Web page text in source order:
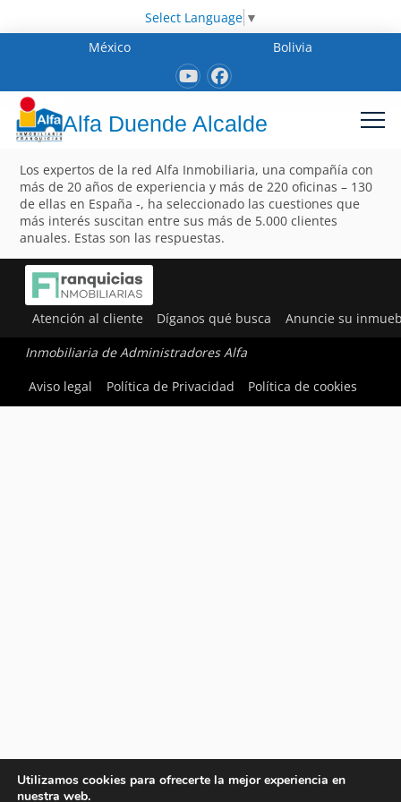
Select Language ▼
México
Bolivia
Alfa Duende Alcalde
Los expertos de la red Alfa Inmobiliaria, una compañía con
más de 20 años de experiencia y más de 220 oficinas – 130
de ellas en España -, ha seleccionado las cuestiones que
más interés suscitan entre sus más de 5.000 clientes
anuales. Estas son las respuestas.
Atención al cliente Díganos qué busca Anuncie su
Inmobiliaria de Administradores Alfa
Aviso legal
Política de Privacidad Política de cookies
Utilizamos cookies para ofrecerte la mejor experiencia en
nuestra web.